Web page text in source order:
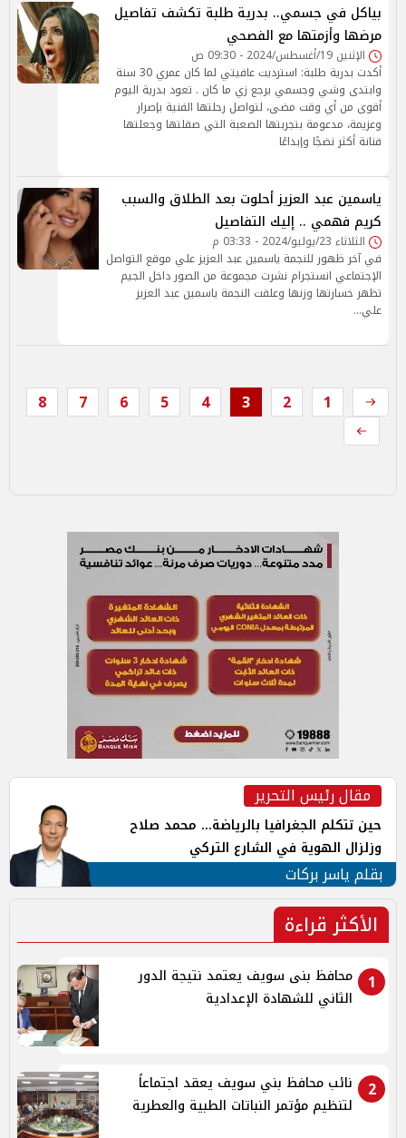
بياكل في جسمي.. بدرية طلبة تكشف تفاصيل
مرضها وأزمتها مع الفصحي
الإثنين 19/أغسطس/2024 - 09:30 ص
أكدت بدرية طلبة: استرديت عافيتي لما كان عمري 30 سنة
وابتدى وشي وجسمي يرجع زي ما كان . تعود بدرية اليوم
أقوى من أي وقت مضى، لتواصل رحلتها الفنية بإصرار
وعزيمة، مدعومة بتجربتها الصعبة التي صقلتها وجعلتها
فنانة أكثر نضجًا وإبداعًا
ياسمين عبد العزيز أحلوت بعد الطلاق والسبب
كريم فهمي .. إليك التفاصيل
الثلاثاء 23/يوليو/2024 - 03:33 م
في آخر ظهور للنجمة ياسمين عبد العزيز علي موقع التواصل
الإجتماعي انستجرام نشرت مجموعة من الصور داخل الجيم
تظهر خسارتها وزنها وعلقت النجمة ياسمين عبد العزيز
علي…
1
2
3
4
5
6
7
8
مقال رئيس التحرير
حين تتكلم الجغرافيا بالرياضة... محمد صلاح
وزلزال الهوية في الشارع التركي
بقلم ياسر بركات
الأكثر قراءة
1
محافظ بنى سويف يعتمد نتيجة الدور
الثاني للشهادة الإعدادية
2
نائب محافظ بني سويف يعقد اجتماعاً
لتنظيم مؤتمر النباتات الطبية والعطرية